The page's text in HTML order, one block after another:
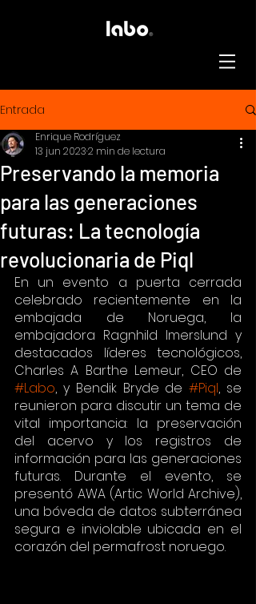
Entrada
Preservando la memoria
para las generaciones
futuras: La tecnología
revolucionaria de Piql
Enrique Rodríguez
13 jun 20232 min de lectura
En un evento a puerta cerrada
celebrado recientemente en la
embajada de Noruega, la
embajadora Ragnhild Imerslund y
destacados líderes tecnológicos,
#Labo, y Bendik Bryde de #Piql, se
reunieron para discutir un tema de
vital importancia: la preservación
del acervo y los registros de
información para las generaciones
futuras. Durante el evento, se
presentó AWA (Artic World Archive),
una bóveda de datos subterránea
segura e inviolable ubicada en el
corazón del permafrost noruego.